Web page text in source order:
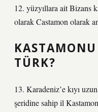
12. yüzyıllara ait Bizans
olarak Castamon olarak
TÜRK?
13. Karadeniz’e kıyı
şeridine sahip il